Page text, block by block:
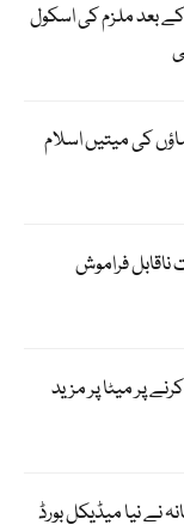
کے بعد ملزم کی اسکول
کوہ پیماؤں کی میتیں اسلام
فراموش
پر میٹا پر مزید
نے نیا میڈیکل بورڈ